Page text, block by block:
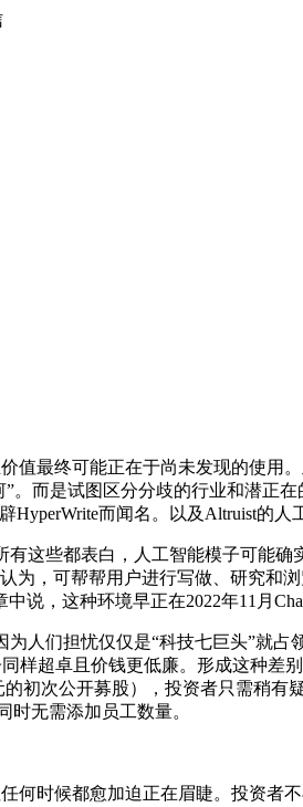
最终可能正在于尚未发现的使用
而是试图区分分歧的行业和潜正
而闻名。以及Altruist的人
些都表白，人工智能模子可能确
为，可帮帮用户进行写做、研究和
说，这种环境早正在2022年11月
们担忧仅仅是“科技七巨头”就占
超卓且价钱更低廉。形成这种差
初次公开募股），投资者只需稍有
时无需添加员工数量。
时候都愈加迫正在眉睫。投资者不